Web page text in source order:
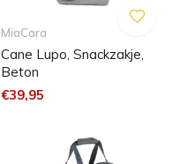
MiaCara
Cane Lupo, Snackzakje,
Beton
€39,95